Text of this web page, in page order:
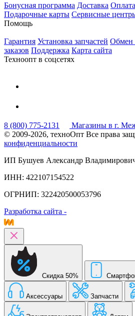
Бонусная программа Доставка Оплата
Подарочные карты Сервисные
Помощь
Гарантия Установка запчастей Обмен
заказов Поддержка Карта сайта
Техноопт в соцсетях
8 (800) 775-2131
Магазины в г.
© 2009-2026, техноОпт Все права
конфиденциальности
ИП Бушуев Александр
ИНН: 422107154522
ОГРНИП: 322420500053796
Разработка сайта -
Скидка 50%
Аксессуары Запчасти